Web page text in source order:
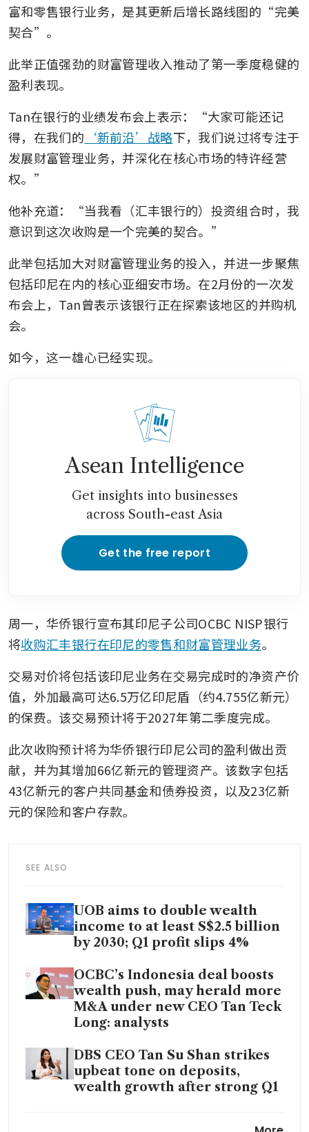
富和零售银行业务，是其更新后增长路线图的“完美
契合”。
此举正值强劲的财富管理收入推动了第一季度稳健的
盈利表现。
Tan在银行的业绩发布会上表示：“大家可能还记
得，在我们的 ‘新前沿’战略下，我们说过将专注于
发展财富管理业务，并深化在核心市场的特许经营
权。”
他补充道：“当我看（汇丰银行的）投资组合时，我
意识到这次收购是一个完美的契合。”
此举包括加大对财富管理业务的投入，并进一步聚焦
包括印尼在内的核心亚细安市场。在2月份的一次发
布会上，Tan曾表示该银行正在探索该地区的并购机
会。
如今，这一雄心已经实现。
Asean Intelligence
Get insights into businesses
across South-east Asia
Get the free report
周一，华侨银行宣布其印尼子公司OCBC NISP银行
将收购汇丰银行在印尼的零售和财富管理业务。
交易对价将包括该印尼业务在交易完成时的净资产价
值，外加最高可达6.5万亿印尼盾（约4.755亿新元）
的保费。该交易预计将于2027年第二季度完成。
此次收购预计将为华侨银行印尼公司的盈利做出贡
献，并为其增加66亿新元的管理资产。该数字包括
43亿新元的客户共同基金和债券投资，以及23亿新
元的保险和客户存款。
SEE ALSO
UOB aims to double wealth
income to at least S$2.5 billion
by 2030; Q1 profit slips 4%
OCBC’s Indonesia deal boosts
wealth push, may herald more
M&A under new CEO Tan Teck
Long: analysts
DBS CEO Tan Su Shan strikes
upbeat tone on deposits,
wealth growth after strong Q1